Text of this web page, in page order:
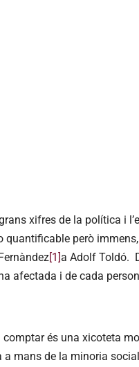
xifres de la política i
quantificable però
[1]a Adolf Toldó.
afectada i de cada
comptar és una xicoteta
mans de la minoria